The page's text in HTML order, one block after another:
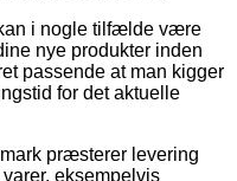
i nogle tilfælde være
nye produkter inden
passende at man kigger
for det aktuelle
præsterer levering
eksempelvis